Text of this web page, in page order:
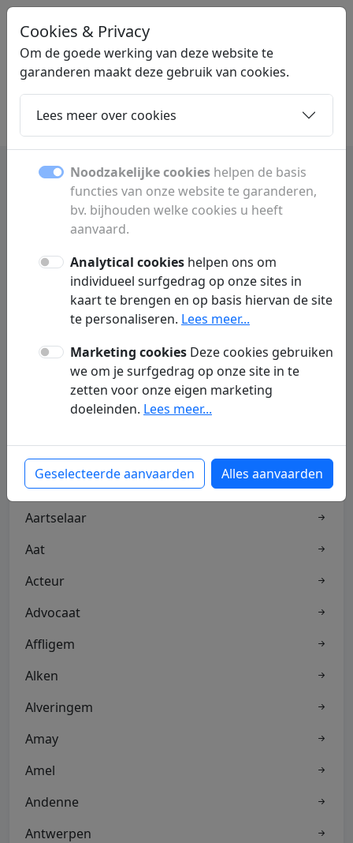
LINKMIX.BE
Home Dochters Contact
Dochterpagina's
Ontdek alle subpagina's en rubrieken.
Aannemer
Aarschot
Aartselaar
Aat
Acteur
Advocaat
Affligem
Alken
Alveringem
Amay
Amel
Andenne
Antwerpen
Cookies & Privacy
Om de goede werking van deze website te
garanderen maakt deze gebruik van cookies.
Lees meer over cookies
Noodzakelijke cookies helpen de basis
functies van onze website te garanderen,
bv. bijhouden welke cookies u heeft
aanvaard.
Analytical cookies helpen ons om
individueel surfgedrag op onze sites in
kaart te brengen en op basis hiervan de site
te personaliseren. Lees meer...
Marketing cookies Deze cookies gebruiken
we om je surfgedrag op onze site in te
zetten voor onze eigen marketing
doeleinden. Lees meer...
Geselecteerde aanvaarden Alles aanvaarden